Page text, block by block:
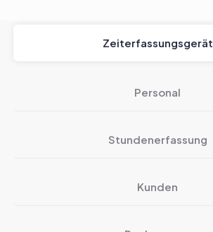
Zeiterfassungsgerät
Personal
Stundenerfassung
Kunden